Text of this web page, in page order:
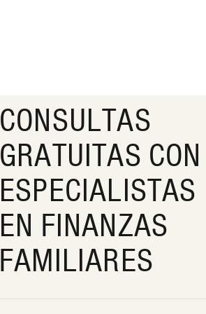
CONSULTAS
GRATUITAS CON
ESPECIALISTAS
EN FINANZAS
FAMILIARES